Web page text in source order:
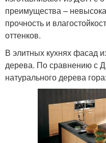
преимущества –
прочность и
оттенков.
В элитных кухнях фасад
дерева. По сравнению с
натурального дерева